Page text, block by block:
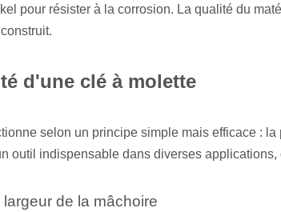
pour résister à la corrosion. La qualité du
d'une clé à molette
selon un principe simple mais efficace :
outil indispensable dans diverses
de la mâchoire